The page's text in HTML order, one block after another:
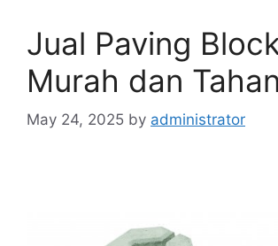
Jual Paving
Murah dan
May 24, 2025 by administrator